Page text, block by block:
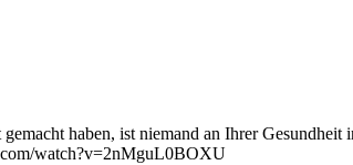
haben, ist niemand an Ihrer Gesundheit
watch?v=2nMguL0BOXU